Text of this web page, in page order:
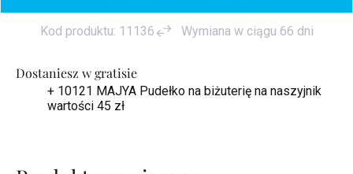
Dostaniesz w gratisie
+ 10121 MAJYA Pudełko na biżuterię na naszyjnik
wartości 45 zł
Kod produktu: 11136 Wymiana w ciągu 66 dni